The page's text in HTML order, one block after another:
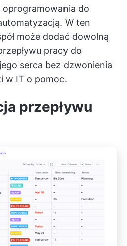
do
W ten
może dodać dowolną
pracy do
serca bez dzwonienia
w IT o pomoc.
przepływu